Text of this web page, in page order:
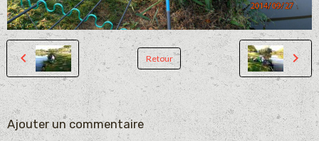
Retour
Ajouter un commentaire